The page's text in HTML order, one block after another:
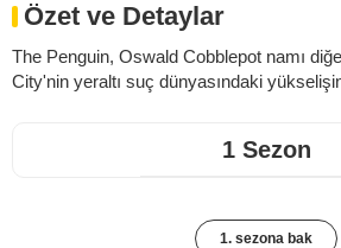
Özet ve Detaylar
The Penguin, Oswald Cobblepot namı
City'nin yeraltı suç dünyasındaki
1 Sezon
1. sezona bak